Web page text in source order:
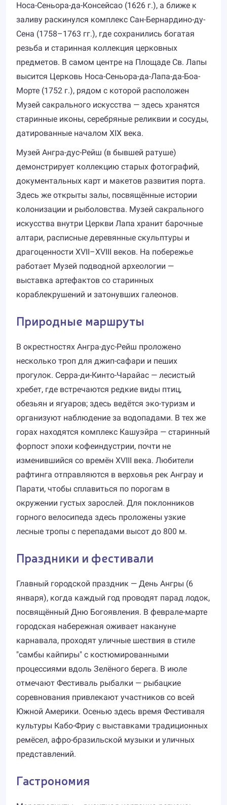
Носа-Сеньора-да-Консейсао (1626 г.), а ближе к
заливу раскинулся комплекс Сан-Бернардино-ду-
Сена (1758–1763 гг.), где сохранились богатая
резьба и старинная коллекция церковных
предметов. В самом центре на Площаде Св. Лапы
высится Церковь Носа-Сеньора-да-Лапа-да-Боа-
Морте (1752 г.), рядом с которой расположен
Музей сакрального искусства — здесь хранятся
старинные иконы, серебряные реликвии и сосуды,
датированные началом XIX века.
Музей Ангра-дус-Рейш (в бывшей ратуше)
демонстрирует коллекцию старых фотографий,
документальных карт и макетов развития порта.
Здесь же открыты залы, посвящённые истории
колонизации и рыболовства. Музей сакрального
искусства внутри Церкви Лапа хранит барочные
алтари, расписные деревянные скульптуры и
драгоценности XVII–XVIII веков. На побережье
работает Музей подводной археологии —
выставка артефактов со старинных
кораблекрушений и затонувших галеонов.
Природные маршруты
В окрестностях Ангра-дус-Рейш проложено
несколько троп для джип-сафари и пеших
прогулок. Серра-ди-Кинто-Чарайас — лесистый
хребет, где встречаются редкие виды птиц,
обезьян и ягуаров; здесь ведётся эко-туризм и
организуют наблюдение за водопадами. В тех же
горах находятся комплекс Кашуэйра — старинный
форпост эпохи кофеиндустрии, почти не
изменившийся со времён XVIII века. Любители
рафтинга отправляются в верховья рек Анграу и
Парати, чтобы сплавиться по порогам в
окружении густых зарослей. Для поклонников
горного велосипеда здесь проложены узкие
лесные тропы с перепадами высот до 800 м.
Праздники и фестивали
Главный городской праздник — День Ангры (6
января), когда каждый год проводят парад лодок,
посвящённый Дню Богоявления. В феврале-марте
городская набережная оживает накануне
карнавала, проходят уличные шествия в стиле
"самбы кайпиры" с костюмированными
процессиями вдоль Зелёного берега. В июле
отмечают Фестиваль рыбалки — рыбацкие
соревнования привлекают участников со всей
Южной Америки. Осенью здесь время Фестиваля
культуры Кабо-Фриу с выставками традиционных
ремёсел, афро-бразильской музыки и уличных
представлений.
Гастрономия